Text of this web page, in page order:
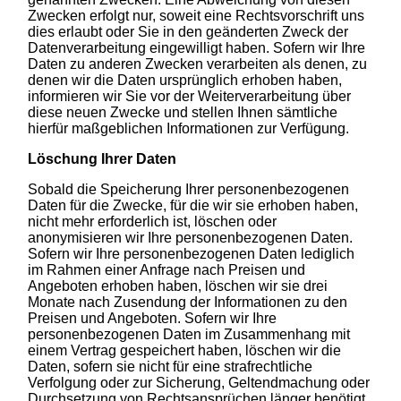
Zwecken erfolgt nur, soweit eine Rechtsvorschrift uns
dies erlaubt oder Sie in den geänderten Zweck der
Datenverarbeitung eingewilligt haben. Sofern wir Ihre
Daten zu anderen Zwecken verarbeiten als denen, zu
denen wir die Daten ursprünglich erhoben haben,
informieren wir Sie vor der Weiterverarbeitung über
diese neuen Zwecke und stellen Ihnen sämtliche
hierfür maßgeblichen Informationen zur Verfügung.
Löschung Ihrer Daten
Sobald die Speicherung Ihrer personenbezogenen
Daten für die Zwecke, für die wir sie erhoben haben,
nicht mehr erforderlich ist, löschen oder
anonymisieren wir Ihre personenbezogenen Daten.
Sofern wir Ihre personenbezogenen Daten lediglich
im Rahmen einer Anfrage nach Preisen und
Angeboten erhoben haben, löschen wir sie drei
Monate nach Zusendung der Informationen zu den
Preisen und Angeboten. Sofern wir Ihre
personenbezogenen Daten im Zusammenhang mit
einem Vertrag gespeichert haben, löschen wir die
Daten, sofern sie nicht für eine strafrechtliche
Verfolgung oder zur Sicherung, Geltendmachung oder